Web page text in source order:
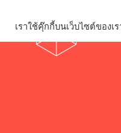
เราใช้คุ๊กกี้บนเว็บไซต์ของ